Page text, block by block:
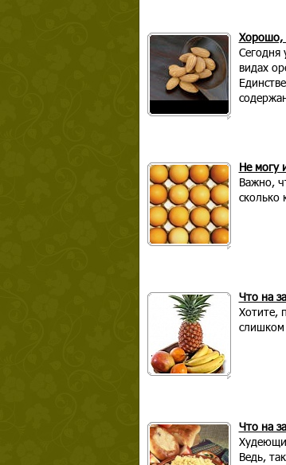
Хорошо,
видах
Не могу
Важно,
сколько
Что на
Хотите,
слишком
Что на
Ведь,